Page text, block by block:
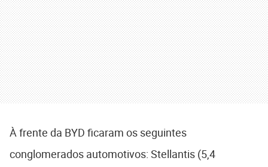
À frente da BYD ficaram os seguintes
conglomerados automotivos: Stellantis (5,4